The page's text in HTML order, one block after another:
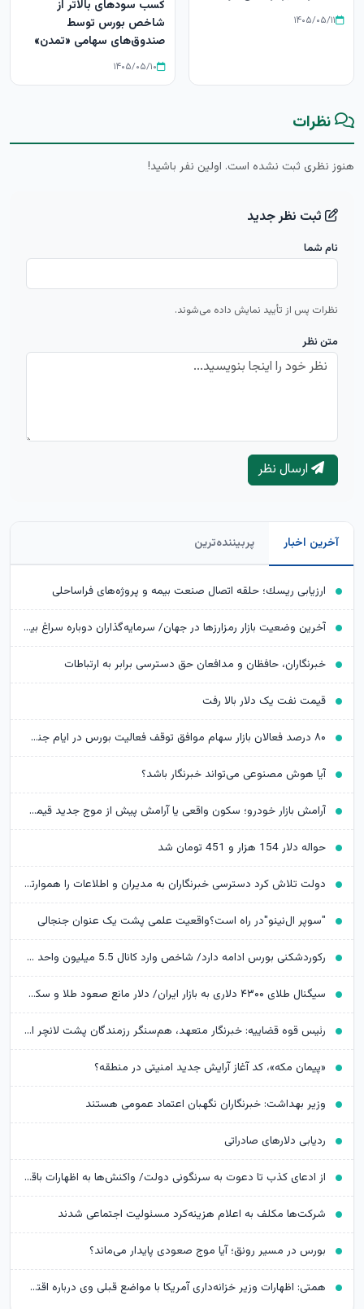
۱۴۰۵/۰۵/۱۱
کسب سودهای بالاتر از
شاخص بورس توسط
صندوق‌های سهامی «تمدن»
۱۴۰۵/۰۵/۱۰
نظرات
هنوز نظری ثبت نشده است. اولین نفر باشید!
ثبت نظر جدید
نام شما
نظرات پس از تأیید نمایش داده می‌شوند.
متن نظر
ارسال نظر
آخرین اخبار پربیننده‌ترین
ارزیابی ریسك؛ حلقه اتصال صنعت بیمه و پروژه‌های فراساحلی
آخرین وضعیت بازار رمزارزها در جهان/ سرمایه‌گذاران دوباره سراغ بیت‌کوین رفتند
خبرنگاران، حافظان و مدافعان حق دسترسی برابر به ارتباطات
قیمت نفت یک دلار بالا رفت
۸۰ درصد فعالان بازار سهام موافق توقف فعالیت بورس در ایام جنگ بودند
آیا هوش مصنوعی می‌تواند خبرنگار باشد؟
آرامش بازار خودرو؛ سکون واقعی یا آرامش پیش از موج جدید قیمت‌ها؟
حواله دلار 154 هزار و 451 تومان شد
دولت تلاش کرد دسترسی خبرنگاران به مدیران و اطلاعات را هموارتر کند
"سوپر ال‌نینو"در راه است؟واقعیت علمی پشت یک عنوان جنجالی
رکوردشکنی بورس ادامه دارد/ شاخص وارد کانال 5.5 میلیون واحد شد
سیگنال طلای ۴۳۰۰ دلاری به بازار ایران/ دلار مانع صعود طلا و سکه می‌شود؟
رئیس قوه قضاییه: خبرنگار متعهد، هم‌سنگر رزمندگان پشت لانچر است
«پیمان مکه»، کد آغاز آرایش جدید امنیتی در منطقه؟
وزیر بهداشت: خبرنگاران نگهبان اعتماد عمومی هستند
ردیابی دلارهای صادراتی
از ادعای کذب تا دعوت به سرنگونی دولت/ واکنش‌ها به اظهارات باقر خرازی‌
شرکت‌ها مکلف به اعلام هزینه‌کرد مسئولیت اجتماعی شدند
بورس در مسیر رونق؛ آیا موج صعودی پایدار می‌ماند؟
همتی: اظهارات وزیر خزانه‌داری آمریکا با مواضع قبلی وی درباره اقتصاد ایران متناقض است